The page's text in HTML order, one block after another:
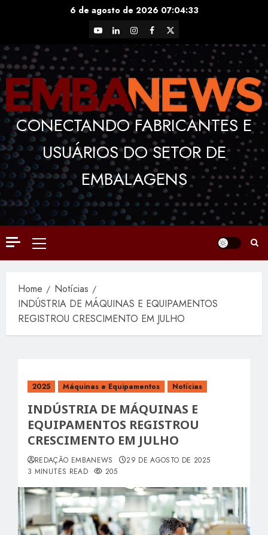
6 de agosto de 2026 07:04:34
YouTubeLinkedInInstagram
Facebook
X
CONECTANDO FABRICANTES E
USUÁRIOS DO SETOR DE
EMBALAGENS
Primary
Menu
Home
Notícias
INDÚSTRIA DE MÁQUINAS E EQUIPAMENTOS
REGISTROU CRESCIMENTO EM JULHO
2025 Máquinas e Equipamentos Notícias
INDÚSTRIA DE MÁQUINAS E
EQUIPAMENTOS REGISTROU
CRESCIMENTO EM JULHO
REDAÇÃO EMBANEWS
29 DE AGOSTO DE 2025
3 MINUTES READ
205